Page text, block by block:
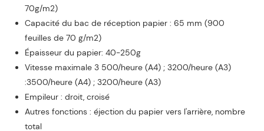
70g/m2)
Capacité du bac de réception papier : 65 mm (900
feuilles de 70 g/m2)
Épaisseur du papier: 40-250g
Vitesse maximale 3 500/heure (A4) ; 3200/heure (A3)
:3500/heure (A4) ; 3200/heure (A3)
Empileur : droit, croisé
Autres fonctions : éjection du papier vers l'arrière, nombre
total